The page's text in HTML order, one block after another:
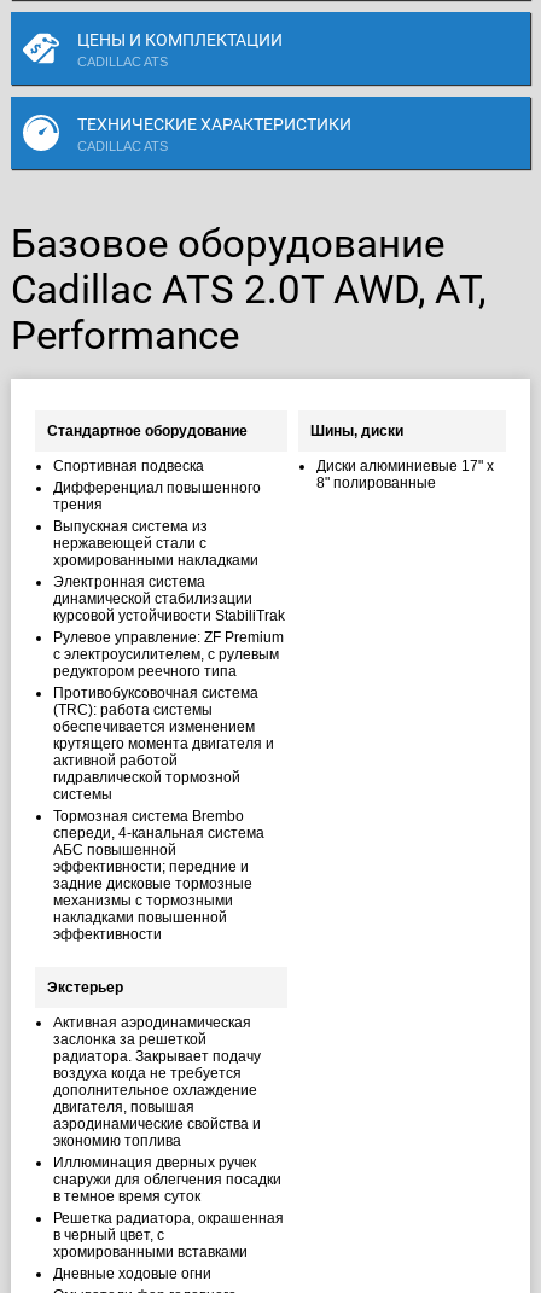
ЦЕНЫ И КОМПЛЕКТАЦИИ
CADILLAC ATS
ТЕХНИЧЕСКИЕ ХАРАКТЕРИСТИКИ
CADILLAC ATS
Базовое оборудование
Cadillac ATS 2.0T AWD, AT,
Performance
Стандартное оборудование
Спортивная подвеска
Дифференциал повышенного
трения
Выпускная система из
нержавеющей стали с
хромированными накладками
Электронная система
динамической стабилизации
курсовой устойчивости StabiliTrak
Рулевое управление: ZF Premium
с электроусилителем, с рулевым
редуктором реечного типа
Противобуксовочная система
(TRC): работа системы
обеспечивается изменением
крутящего момента двигателя и
активной работой
гидравлической тормозной
системы
Тормозная система Brembo
спереди, 4-канальная система
АБС повышенной
эффективности; передние и
задние дисковые тормозные
механизмы с тормозными
накладками повышенной
эффективности
Экстерьер
Активная аэродинамическая
заслонка за решеткой
радиатора. Закрывает подачу
воздуха когда не требуется
дополнительное охлаждение
двигателя, повышая
аэродинамические свойства и
экономию топлива
Иллюминация дверных ручек
снаружи для облегчения посадки
в темное время суток
Решетка радиатора, окрашенная
в черный цвет, с
хромированными вставками
Дневные ходовые огни
Шины, диски
Диски алюминиевые 17" x
8" полированные